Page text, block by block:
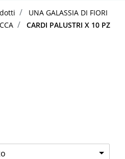
UNA GALASSIA DI FIORI
CARDI PALUSTRI X 10 PZ